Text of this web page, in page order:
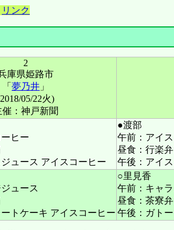
リンク
2
庫県姫路市
「 夢乃井 」
05/22火)
催：神戸新聞
ヒー
ュース アイスコーヒー
●渡部
午前：アイ
昼食：行楽
午後：アイ
ュース
トケーキ アイスコーヒー
○里見香
午前：キャ
昼食：茶寮
午後：ガト